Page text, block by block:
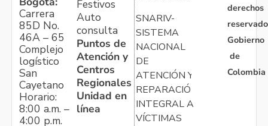
Carrera
85D No.
46A – 65
Complejo
logístico
San
Cayetano
Horario:
8:00 a.m. –
4:00 p.m.
Festivos
Auto
consulta
Puntos de
Atención y
Centros
Regionales
Unidad en
línea
SNARIV-
SISTEMA
NACIONAL
DE
ATENCIÓN Y
REPARACIÓN
INTEGRAL A
VÍCTIMAS
derechos
Gobierno
de
Colombia